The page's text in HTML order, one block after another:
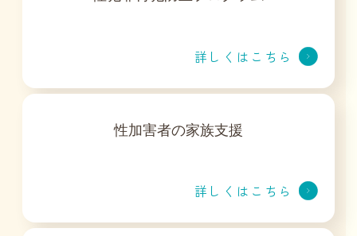
詳しくはこちら
性加害者の家族支援
詳しくはこちら